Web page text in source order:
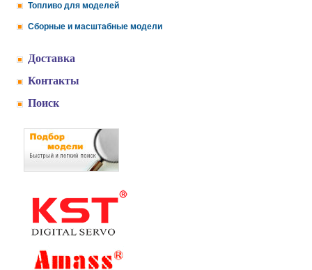
Топливо для моделей
Сборные и масштабные модели
Доставка
Контакты
Поиск